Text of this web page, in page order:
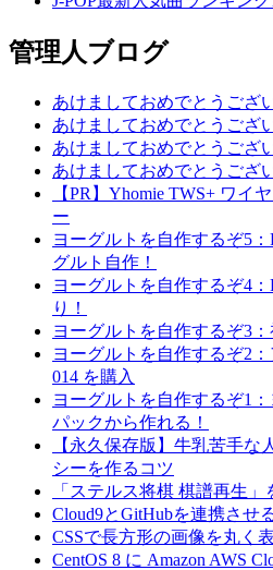
管理人ブログ
あけましておめでとうござ
あけましておめでとうござ
あけましておめでとうござ
あけましておめでとうござ
【PR】Yhomie TWS+ ワイ
ー
ヨーグルトを自作するぞ5
グルト自作！
ヨーグルトを自作するぞ4
り！
ヨーグルトを自作するぞ3
ヨーグルトを自作するぞ2
014 を購入
ヨーグルトを自作するぞ1
パックから作れる！
【永久保存版】牛乳苦手な
シーを作るコツ
「ステルス将棋 棋譜再生」
Cloud9とGitHubを連携させ
CSSで長方形の画像を丸く
CentOS 8 に Amazon AWS